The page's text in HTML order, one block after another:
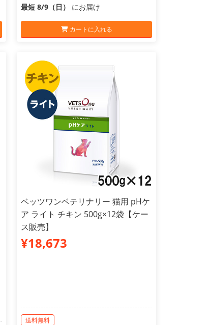
最短 8/9（日） にお届け
カートに入れる
ベッツワンベテリナリー 猫用 pHケ
ア ライト チキン 500g×12袋【ケー
ス販売】
¥18,673
送料無料